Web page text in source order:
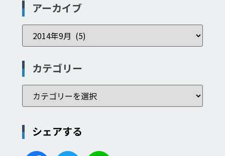
アーカイブ
カテゴリー
シェアする